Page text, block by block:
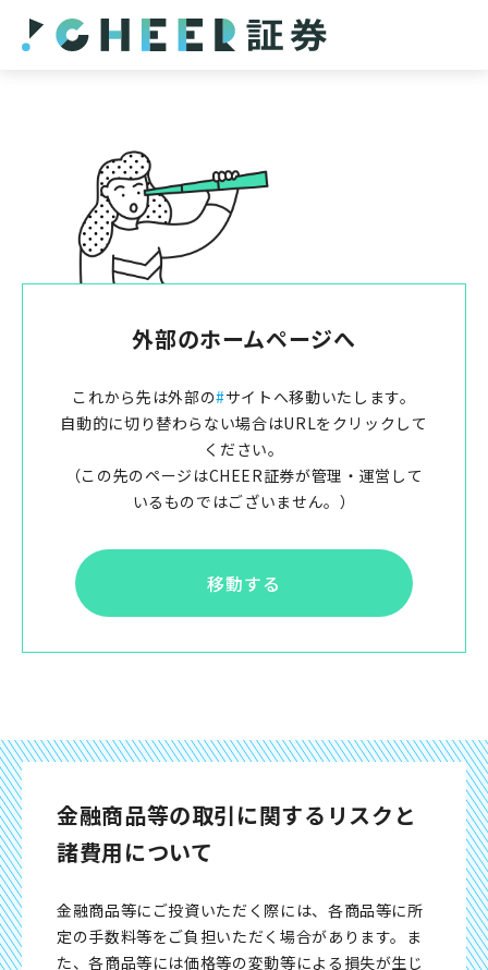
外部のホームページへ
これから先は外部の#サイトへ移動いたします。
自動的に切り替わらない場合はURLをクリックして
ください。
（この先のページはCHEER証券が管理・運営して
いるものではございません。）
移動する
金融商品等の取引に関するリスクと
諸費用について
金融商品等にご投資いただく際には、各商品等に所
定の手数料等をご負担いただく場合があります。ま
た、各商品等には価格等の変動等による損失が生じ